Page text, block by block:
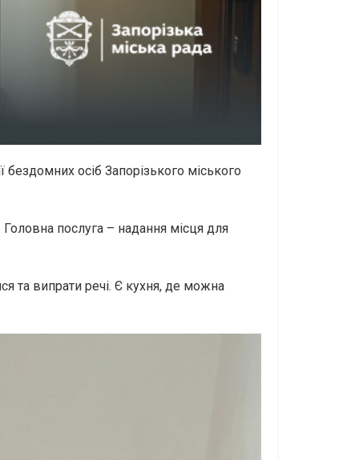
бездомних осіб Запорізького міського
послуга – надання місця для
та випрати речі. Є кухня, де можна